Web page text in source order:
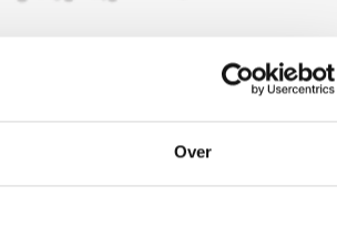
Over